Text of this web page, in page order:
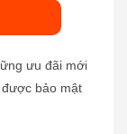
ưu đãi mới
bảo mật